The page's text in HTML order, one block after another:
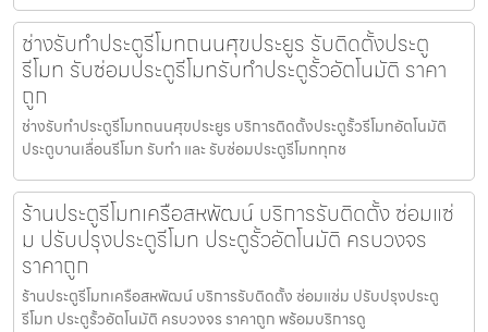
ช่างรับทำประตูรีโมทถนนศุขประยูร รับติดตั้งประตู
รีโมท รับซ่อมประตูรีโมทรับทำประตูรั้วอัตโนมัติ ราคา
ถูก
ช่างรับทำประตูรีโมทถนนศุขประยูร บริการติดตั้งประตูรั้วรีโมทอัตโนมัติ
ประตูบานเลื่อนรีโมท รับทำ และ รับซ่อมประตูรีโมททุกช
ร้านประตูรีโมทเครือสหพัฒน์ บริการรับติดตั้ง ซ่อมแซ่
ม ปรับปรุงประตูรีโมท ประตูรั้วอัตโนมัติ ครบวงจร
ราคาถูก
ร้านประตูรีโมทเครือสหพัฒน์ บริการรับติดตั้ง ซ่อมแซ่ม ปรับปรุงประตู
รีโมท ประตูรั้วอัตโนมัติ ครบวงจร ราคาถูก พร้อมบริการดู